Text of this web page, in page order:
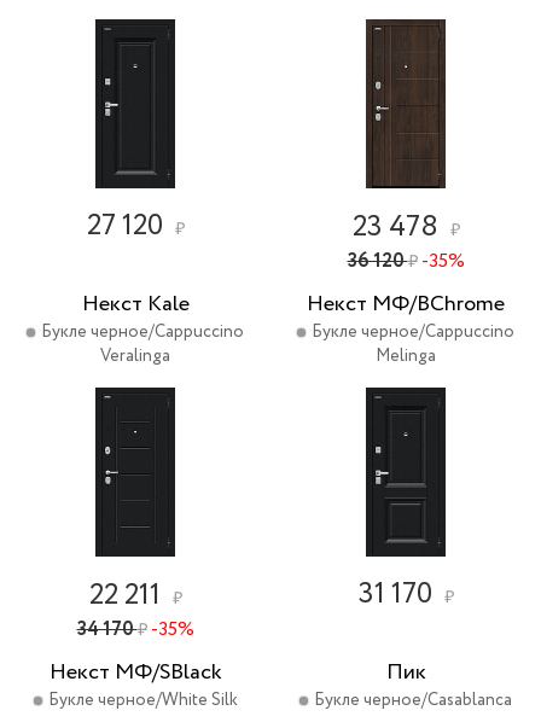
27 120 ₽ 23 478 ₽
36 120₽ -35%
Некст Kale
Букле черное/Cappuccino
Veralinga
22 211 ₽
34 170₽ -35%
Некст МФ/BChrome
Букле черное/Cappuccino
Melinga
31 170 ₽
Некст МФ/SBlack
Букле черное/White Silk
Пик
Букле черное/Casablanca